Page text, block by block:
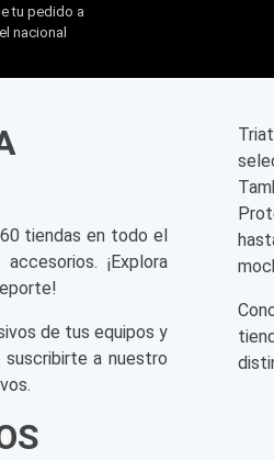
tu pedido a
nacional
tiendas en todo el
¡Explora
de tus equipos y
a nuestro